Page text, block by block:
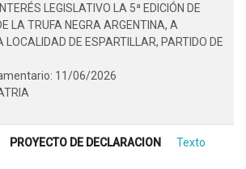
LEGISLATIVO LA 5ª EDICIÓN DE
LA TRUFA NEGRA ARGENTINA, A
LOCALIDAD DE ESPARTILLAR, PARTIDO DE
11/06/2026
PROYECTO DE DECLARACION
Texto